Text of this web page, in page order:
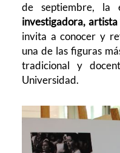
de septiembre, la
investigadora, artista
invita a conocer y
una de las figuras
tradicional y
Universidad.